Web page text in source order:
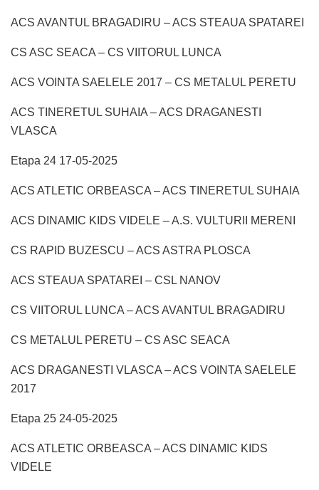
ACS AVANTUL BRAGADIRU – ACS STEAUA SPATAREI
CS ASC SEACA – CS VIITORUL LUNCA
ACS VOINTA SAELELE 2017 – CS METALUL PERETU
ACS TINERETUL SUHAIA – ACS DRAGANESTI
VLASCA
Etapa 24 17-05-2025
ACS ATLETIC ORBEASCA – ACS TINERETUL SUHAIA
ACS DINAMIC KIDS VIDELE – A.S. VULTURII MERENI
CS RAPID BUZESCU – ACS ASTRA PLOSCA
ACS STEAUA SPATAREI – CSL NANOV
CS VIITORUL LUNCA – ACS AVANTUL BRAGADIRU
CS METALUL PERETU – CS ASC SEACA
ACS DRAGANESTI VLASCA – ACS VOINTA SAELELE
2017
Etapa 25 24-05-2025
ACS ATLETIC ORBEASCA – ACS DINAMIC KIDS
VIDELE